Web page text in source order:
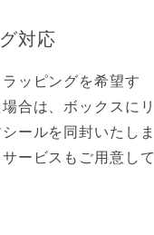
対応
ッピングを希望す
合は、ボックスにリ
ールを同封いたしま
ービスもご用意して